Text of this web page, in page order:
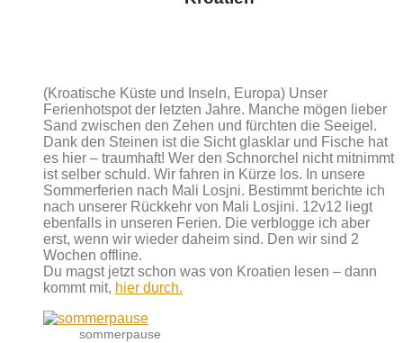
(Kroatische Küste und Inseln, Europa) Unser
Ferienhotspot der letzten Jahre. Manche mögen lieber
Sand zwischen den Zehen und fürchten die Seeigel.
Dank den Steinen ist die Sicht glasklar und Fische hat
es hier – traumhaft! Wer den Schnorchel nicht mitnimmt
ist selber schuld. Wir fahren in Kürze los. In unsere
Sommerferien nach Mali Losjni. Bestimmt berichte ich
nach unserer Rückkehr von Mali Losjini. 12v12 liegt
ebenfalls in unseren Ferien. Die verblogge ich aber
erst, wenn wir wieder daheim sind. Den wir sind 2
Wochen offline.
Du magst jetzt schon was von Kroatien lesen – dann
kommt mit, hier durch.
sommerpause